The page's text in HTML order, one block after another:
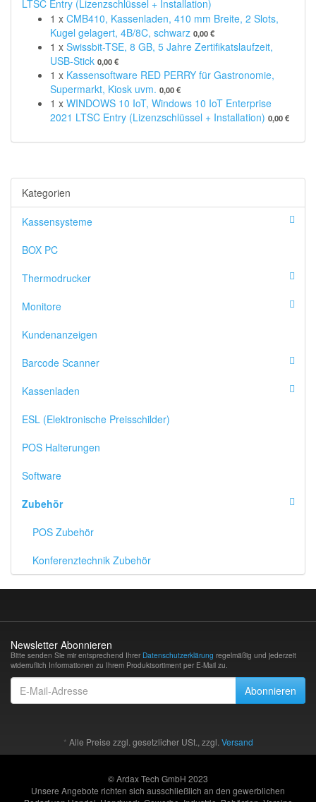
1 x CMB410, Kassenladen, 410 mm Breite, 2 Slots,
Kugel gelagert, 4B/8C, schwarz 0,00 €
1 x Swissbit-TSE, 8 GB, 5 Jahre Zertifikatslaufzeit,
USB-Stick 0,00 €
1 x Kassensoftware RED PERRY für Gastronomie,
Supermarkt, Kiosk uvm. 0,00 €
1 x WINDOWS 10 IoT, Windows 10 IoT Enterprise
2021 LTSC Entry (Lizenzschlüssel + Installation) 0,00 €
Kategorien
Kassensysteme
BOX PC
Thermodrucker
Monitore
Kundenanzeigen
Barcode Scanner
Kassenladen
ESL (Elektronische Preisschilder)
POS Halterungen
Software
Zubehör
POS Zubehör
Konferenztechnik Zubehör
Newsletter Abonnieren
Bitte senden Sie mir entsprechend Ihrer Datenschutzerklärung regelmäßig und jederzeit
widerruflich Informationen zu Ihrem Produktsortiment per E-Mail zu.
E-
Mail-
Adresse
Abonnieren
* Alle Preise zzgl. gesetzlicher USt., zzgl. Versand
© Ardax Tech GmbH 2023
Unsere Angebote richten sich ausschließlich an den gewerblichen